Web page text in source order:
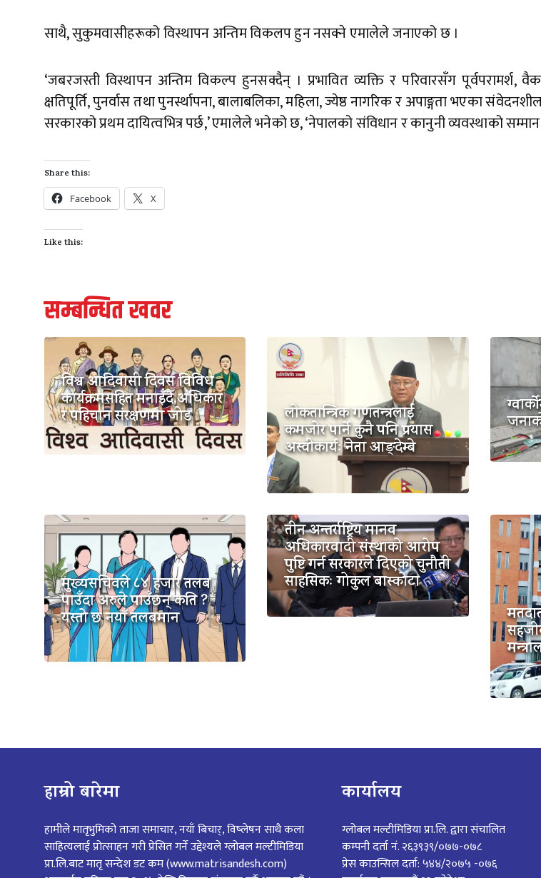
साथै, सुकुमवासीहरूको विस्थापन अन्तिम विकलप हुन नसक्ने एमालेले जनाएको छ ।
‘जबरजस्ती विस्थापन अन्तिम विकल्प हुनसक्दैन् । प्रभावित व्यक्ति र परिवारसँग पूर्वपरामर्श,
क्षतिपूर्ति, पुनर्वास तथा पुनर्स्थापना, बालाबलिका, महिला, ज्येष्ठ नागरिक र अपाङ्गता भएका
सरकारको प्रथम दायित्वभित्र पर्छ,’ एमालेले भनेको छ, ‘नेपालको संविधान र कानुनी व्यवस्थाको सम्मान
Share this:
Facebook X
Like this:
सम्बन्धित खवर
विश्व आदिवासी दिवस विविध
कार्यक्रमसहित मनाइँदै,अधिकार
र पहिचान संरक्षणमा जोड लोकतान्त्रिक गणतन्त्रलाई
कमजोर पार्ने कुनै पनि प्रयास
अस्वीकार्यः नेता आङ्देम्बे
मुख्यसचिवले ८४ हजार तलब
पाउँदा अरुले पाउँछन् कति ?
यस्तो छ नयाँ तलबमान
तीन अन्तर्राष्ट्रिय मानव
अधिकारवादी संस्थाको आरोप
पुष्टि गर्न सरकारले दिएको चुनौती
साहसिकः गोकुल बास्कोटा
हाम्रो बारेमा
हामीले मातृभुमिको ताजा समाचार, नयाँ बिचार्, विष्लेषन साथै कला
साहित्यलाई प्रोत्साहन गरी प्रेसित गर्ने उद्देश्यले ग्लोबल मल्टीमिडिया
प्रा.लि.बाट मातृ सन्देश डट कम (www.matrisandesh.com)
कार्यालय
ग्लोबल मल्टीमिडिया प्रा.लि. द्वारा संचालित
कम्पनी दर्ता नं. २६३९३९/०७७-०७८
प्रेस काउन्सिल दर्ता: ५४४/२०७५ -०७६